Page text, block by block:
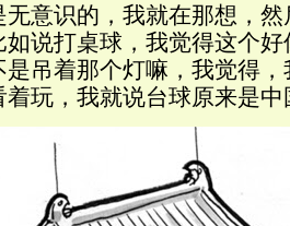
意识的，我就在那想，
说打桌球，我觉得这个
吊着那个灯嘛，我觉得
着玩，我就说台球原来是